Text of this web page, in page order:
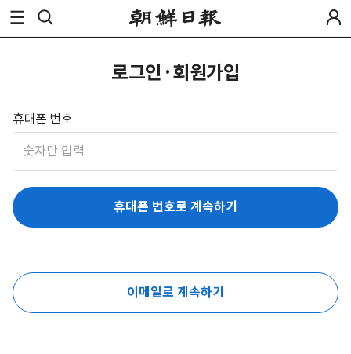
로그인·회원가입
휴대폰 번호
휴대폰 번호로 계속하기
이메일로 계속하기